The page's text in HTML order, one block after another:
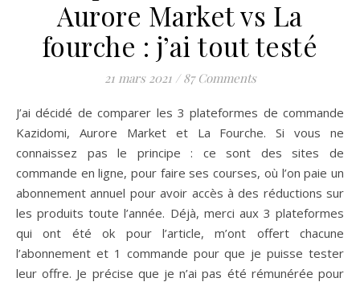
Aurore Market vs La
fourche : j’ai tout testé
21 mars 2021 / 87 Comments
J’ai décidé de comparer les 3 plateformes de commande
Kazidomi, Aurore Market et La Fourche. Si vous ne
connaissez pas le principe : ce sont des sites de
commande en ligne, pour faire ses courses, où l’on paie un
abonnement annuel pour avoir accès à des réductions sur
les produits toute l’année. Déjà, merci aux 3 plateformes
qui ont été ok pour l’article, m’ont offert chacune
l’abonnement et 1 commande pour que je puisse tester
leur offre. Je précise que je n’ai pas été rémunérée pour